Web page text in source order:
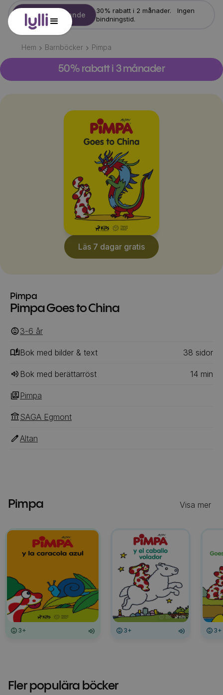
Starta erbjudande
30% rabatt i 2 månader. Ingen
bindningstid.
Hem Barnböcker Pimpa
50% rabatt i 3 månader
Läs 7 dagar gratis
Pimpa
Pimpa Goes to China
3-6 ‎‎ år
Bok med bilder & text 38 ‎‎ sidor
Bok med berättarröst 14 min
Pimpa
SAGA Egmont
Altan
Pimpa Visa mer
3+ 3+ 3+
Fler populära böcker